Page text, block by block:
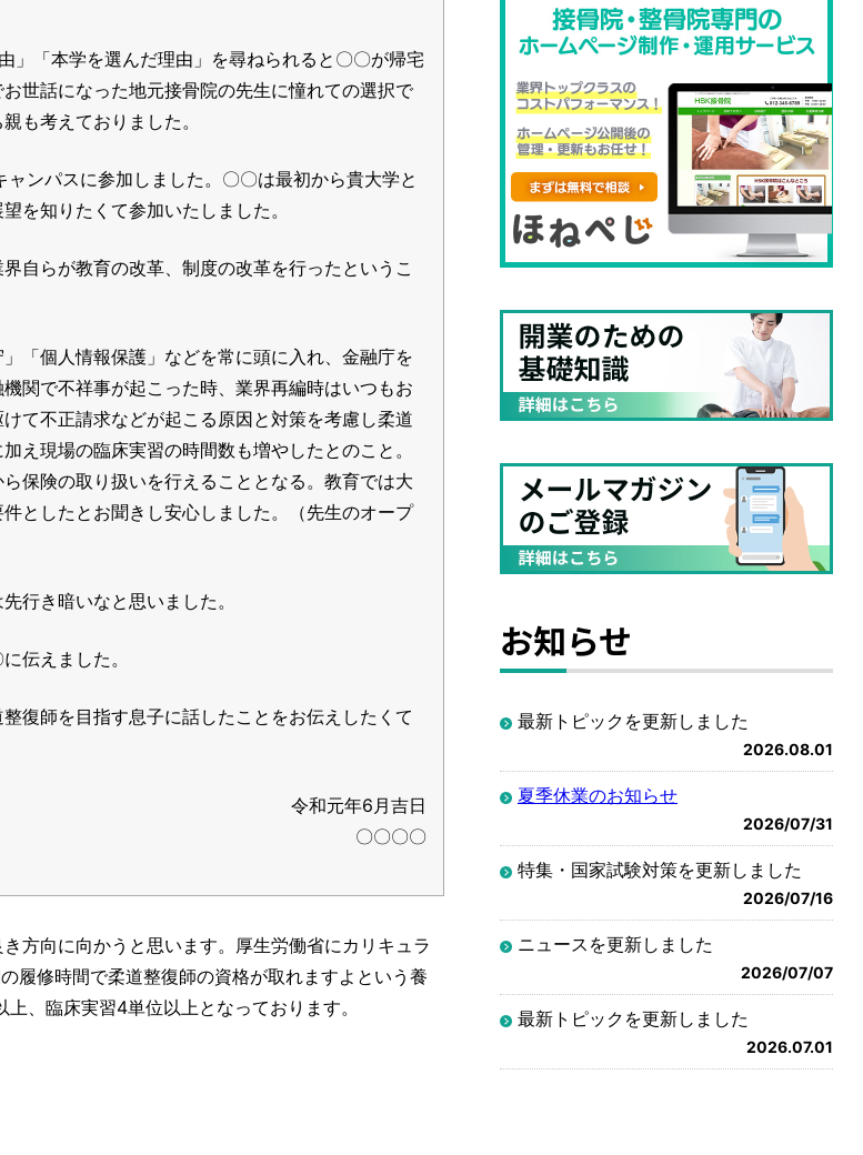
」「本学を選んだ理由」を尋ねられると〇〇が帰宅
世話になった地元接骨院の先生に憧れての選択で
も考えておりました。
ンパスに参加しました。〇〇は最初から貴大学と
を知りたくて参加いたしました。
自らが教育の改革、制度の改革を行ったというこ
「個人情報保護」などを常に頭に入れ、金融庁を
関で不祥事が起こった時、業界再編時はいつもお
て不正請求などが起こる原因と対策を考慮し柔道
え現場の臨床実習の時間数も増やしたとのこと。
保険の取り扱いを行えることとなる。教育では大
としたとお聞きし安心しました。（先生のオープ
行き暗いなと思いました。
伝えました。
復師を目指す息子に話したことをお伝えしたくて
令和元年6月吉日
〇〇〇〇
方向に向かうと思います。厚生労働省にカリキュラ
履修時間で柔道整復師の資格が取れますよという養
、臨床実習4単位以上となっております。
お知らせ
最新トピックを更新しました
2026.08.01
夏季休業のお知らせ
2026/07/31
特集・国家試験対策を更新しました
2026/07/16
ニュースを更新しました
2026/07/07
最新トピックを更新しました
2026.07.01